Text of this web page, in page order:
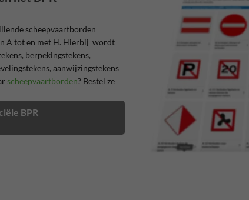
scheepvaartborden
A tot en met H. Hierbij wordt
berpekingstekens,
aanwijzingstekens
scheepvaartborden? Bestel ze
BPR